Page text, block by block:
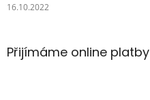
16.10.2022
Přijímáme online platby